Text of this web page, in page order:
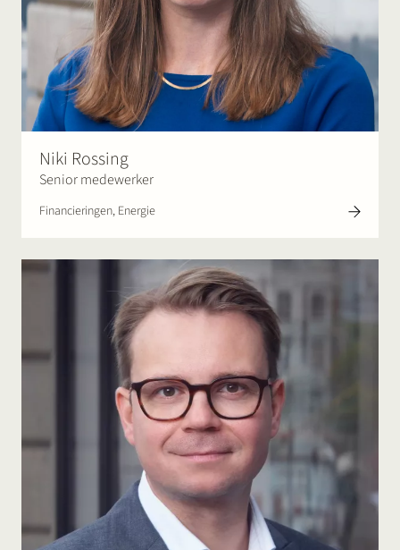
Niki Rossing
Senior medewerker
Financieringen, Energie